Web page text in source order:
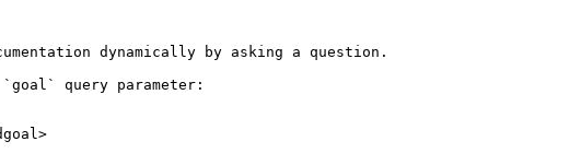
dynamically by asking a question.
query parameter: